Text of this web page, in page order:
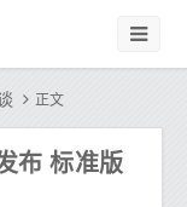
正文
布 标准版